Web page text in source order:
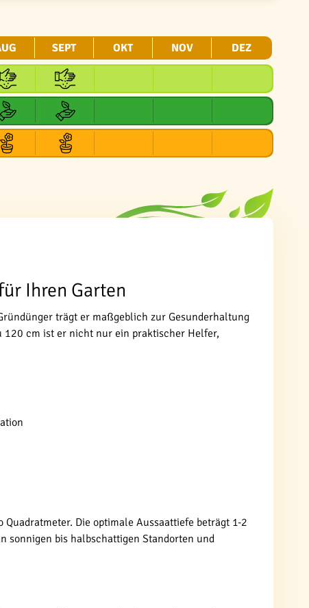
SEPT OKT NOV DEZ
Ihren Garten
trägt er maßgeblich zur Gesunderhaltung
120 cm ist er nicht nur ein praktischer Helfer,
Die optimale Aussaattiefe beträgt 1-2
sonnigen bis halbschattigen Standorten und